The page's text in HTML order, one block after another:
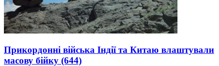
Прикордонні війська Індії та Китаю влаштували
масову бійку (644)